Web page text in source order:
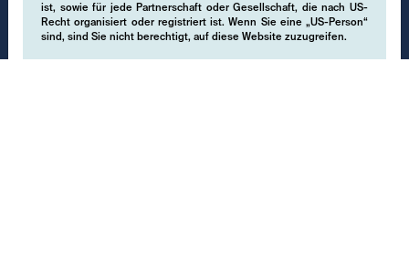
ist, sowie für jede Partnerschaft oder Gesellschaft, die nach US-
Recht organisiert oder registriert ist. Wenn Sie eine „US-Person“
sind, sind Sie nicht berechtigt, auf diese Website zuzugreifen.
EMCORE AG
Pflugstrasse 20